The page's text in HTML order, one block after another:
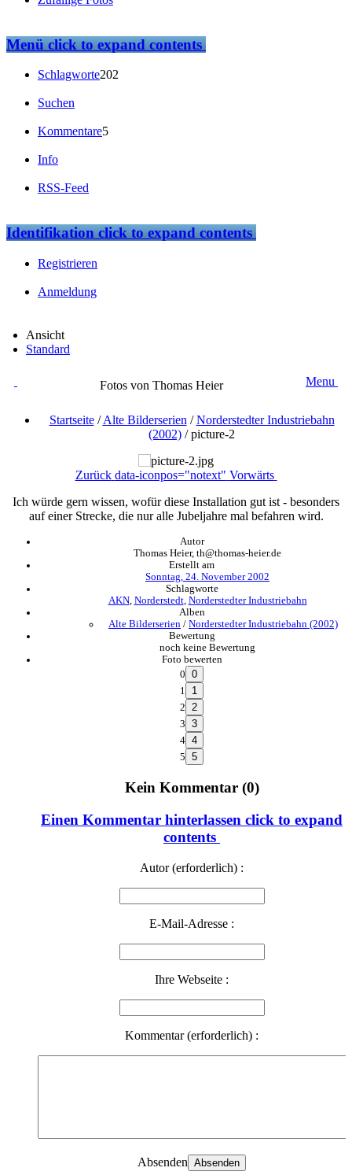
Menüclick to expand contents
Schlagworte202
Suchen
Kommentare5
Info
RSS-Feed
Identifikationclick to expand contents
Registrieren
Anmeldung
Ansicht
Standard
Fotos von Thomas Heier Menu
Startseite/Alte Bilderserien /Norderstedter Industriebahn
(2002) /picture-2
Zurück data-iconpos="notext" Vorwärts
Ich würde gern wissen, wofür diese Installation gut ist - besonders
auf einer Strecke, die nur alle Jubeljahre mal befahren wird.
Autor
Thomas Heier, th@thomas-heier.de
Erstellt am
Sonntag, 24. November 2002
Schlagworte
AKN, Norderstedt, Norderstedter Industriebahn
Alben
Alte Bilderserien / Norderstedter Industriebahn (2002)
Bewertung
noch keine Bewertung
Foto bewerten
0
1
2
3
4
5
Kein Kommentar (0)
Einen Kommentar hinterlassen click to expand
contents
Autor (erforderlich) :
E-Mail-Adresse :
Ihre Webseite :
Kommentar (erforderlich) :
Absenden